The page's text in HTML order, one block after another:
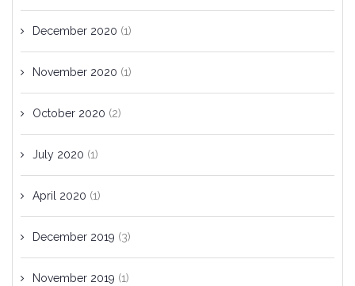
December 2020 (1)
November 2020 (1)
October 2020 (2)
July 2020 (1)
April 2020 (1)
December 2019 (3)
November 2019 (1)